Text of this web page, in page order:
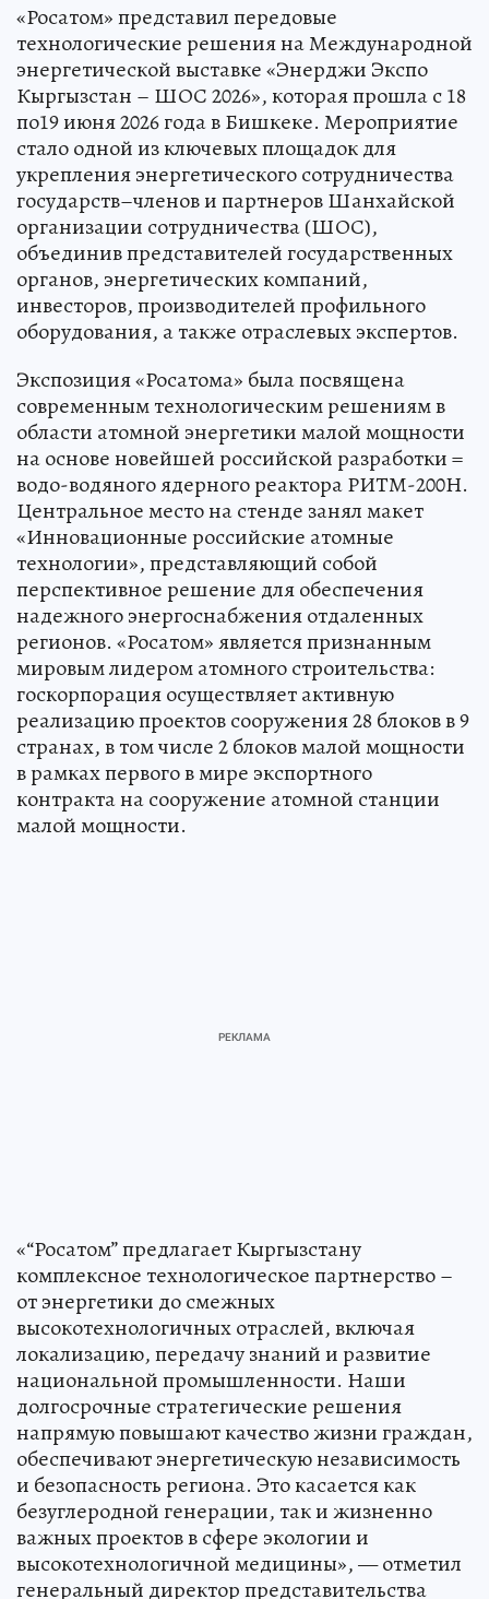
«Росатом» представил передовые
технологические решения на Международной
энергетической выставке «Энерджи Экспо
Кыргызстан – ШОС 2026», которая прошла с 18
по19 июня 2026 года в Бишкеке. Мероприятие
стало одной из ключевых площадок для
укрепления энергетического сотрудничества
государств–членов и партнеров Шанхайской
организации сотрудничества (ШОС),
объединив представителей государственных
органов, энергетических компаний,
инвесторов, производителей профильного
оборудования, а также отраслевых экспертов.
Экспозиция «Росатома» была посвящена
современным технологическим решениям в
области атомной энергетики малой мощности
на основе новейшей российской разработки =
водо-водяного ядерного реактора РИТМ-200Н.
Центральное место на стенде занял макет
«Инновационные российские атомные
технологии», представляющий собой
перспективное решение для обеспечения
надежного энергоснабжения отдаленных
регионов. «Росатом» является признанным
мировым лидером атомного строительства:
госкорпорация осуществляет активную
реализацию проектов сооружения 28 блоков в 9
странах, в том числе 2 блоков малой мощности
в рамках первого в мире экспортного
контракта на сооружение атомной станции
малой мощности.
«“Росатом” предлагает Кыргызстану
комплексное технологическое партнерство –
от энергетики до смежных
высокотехнологичных отраслей, включая
локализацию, передачу знаний и развитие
национальной промышленности. Наши
долгосрочные стратегические решения
напрямую повышают качество жизни граждан,
обеспечивают энергетическую независимость
и безопасность региона. Это касается как
безуглеродной генерации, так и жизненно
важных проектов в сфере экологии и
высокотехнологичной медицины», — отметил
генеральный директор представительства